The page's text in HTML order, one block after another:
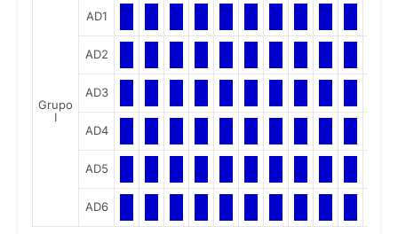
Grupo
I
AD1
AD2
AD3
AD4
AD5
AD6